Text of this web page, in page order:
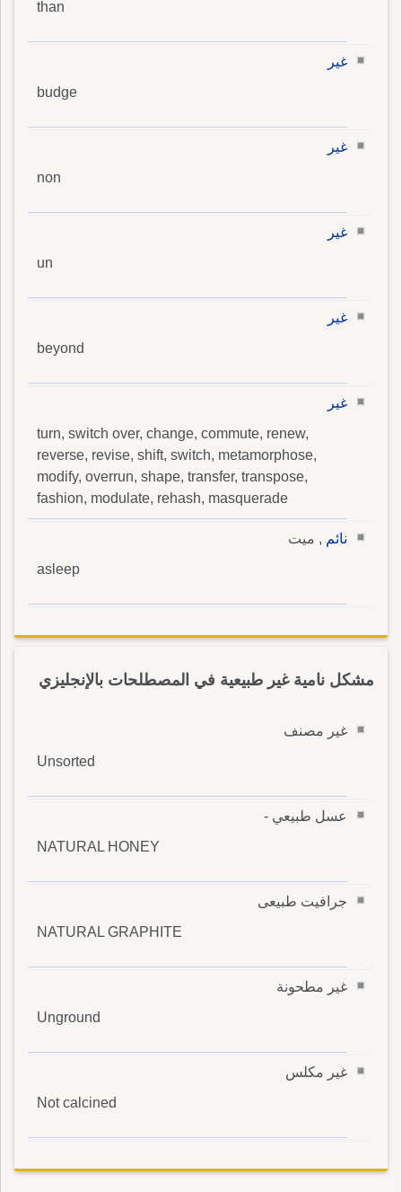
than
غير
budge
غير
non
غير
un
غير
beyond
غير
turn, switch over, change, commute, renew,
reverse, revise, shift, switch, metamorphose,
modify, overrun, shape, transfer, transpose,
fashion, modulate, rehash, masquerade
نائم , ميت
asleep
مشكل نامية غير طبيعية في المصطلحات بالإنجليزي
غير مصنف
Unsorted
عسل طبيعي -
NATURAL HONEY
جرافيت طبيعى
NATURAL GRAPHITE
غير مطحونة
Unground
غير مكلس
Not calcined